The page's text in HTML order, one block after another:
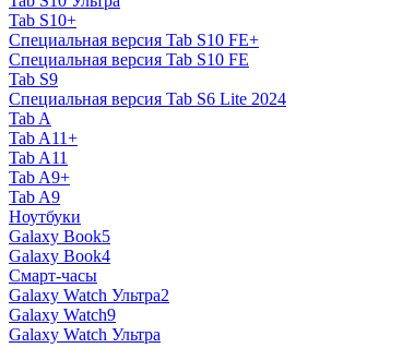
Tab S10+
Специальная версия Tab S10 FE+
Специальная версия Tab S10 FE
Tab S9
Специальная версия Tab S6 Lite 2024
Tab A
Tab A11+
Tab A11
Tab A9+
Tab A9
Ноутбуки
Galaxy Book5
Galaxy Book4
Смарт-часы
Galaxy Watch Ультра2
Galaxy Watch9
Galaxy Watch Ультра